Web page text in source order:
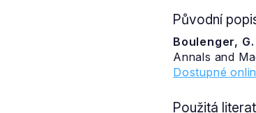
Původní
Boulenger,
Annals and
Dostupné
Použitá